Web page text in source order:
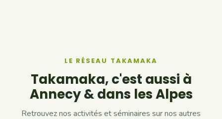
LE RÉSEAU TAKAMAKA
Takamaka, c'est aussi à
Annecy & dans les Alpes
Retrouvez nos activités et séminaires sur nos autres